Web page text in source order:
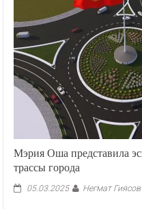
Мэрия Оша представила
трассы города
05.03.2025 Негмат Гиясов